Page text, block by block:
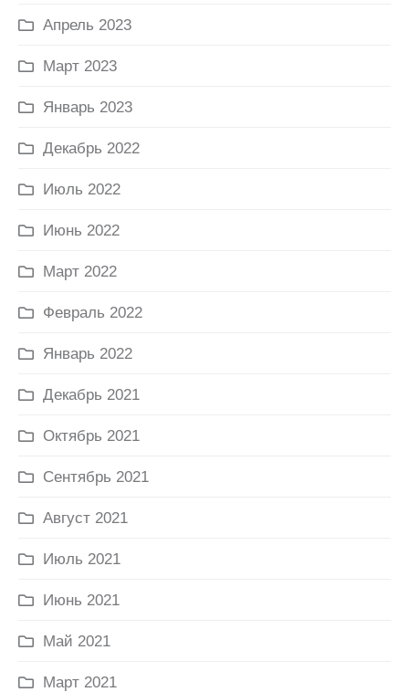
Апрель 2023
Март 2023
Январь 2023
Декабрь 2022
Июль 2022
Июнь 2022
Март 2022
Февраль 2022
Январь 2022
Декабрь 2021
Октябрь 2021
Сентябрь 2021
Август 2021
Июль 2021
Июнь 2021
Май 2021
Март 2021